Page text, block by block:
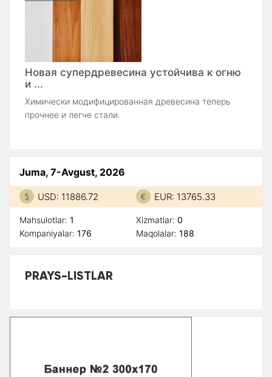
Новая супердревесина устойчива к огню
и ...
Химически модифицированная древесина теперь
прочнее и легче стали.
Juma, 7-Avgust, 2026
USD: 11886.72 EUR: 13765.33
Mahsulotlar: 1
Kompaniyalar: 176
Xizmatlar: 0
Maqolalar: 188
PRAYS-LISTLAR